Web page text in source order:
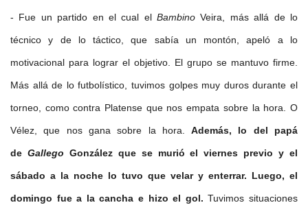
- Fue un partido en el cual elBambinoVeira, más allá de lo
técnico y de lo táctico, que sabía un montón, apeló a lo
motivacional para lograr el objetivo. El grupo se mantuvo firme.
Más allá de lo futbolístico, tuvimos golpes muy duros durante el
torneo, como contra Platense que nos empata sobre la hora. O
Vélez, que nos gana sobre la hora.Además, lo del papá
de Gallego González que se murió el viernes previo y el
sábado a la noche lo tuvo que velar y enterrar. Luego, el
domingo fue a la cancha e hizo el gol. Tuvimos situaciones